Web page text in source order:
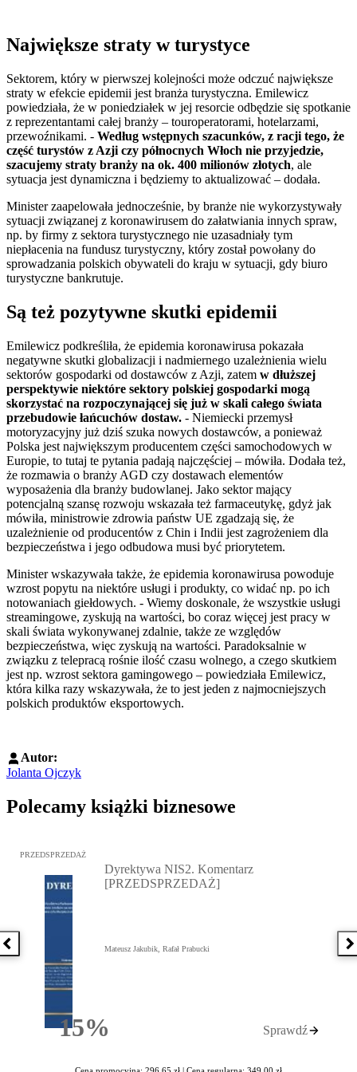
Największe straty w turystyce
Sektorem, który w pierwszej kolejności może odczuć największe
straty w efekcie epidemii jest branża turystyczna. Emilewicz
powiedziała, że w poniedziałek w jej resorcie odbędzie się spotkanie
z reprezentantami całej branży – touroperatorami, hotelarzami,
przewoźnikami. - Według wstępnych szacunków, z racji tego, że
część turystów z Azji czy północnych Włoch nie przyjedzie,
szacujemy straty branży na ok. 400 milionów złotych, ale
sytuacja jest dynamiczna i będziemy to aktualizować – dodała.
Minister zaapelowała jednocześnie, by branże nie wykorzystywały
sytuacji związanej z koronawirusem do załatwiania innych spraw,
np. by firmy z sektora turystycznego nie uzasadniały tym
niepłacenia na fundusz turystyczny, który został powołany do
sprowadzania polskich obywateli do kraju w sytuacji, gdy biuro
turystyczne bankrutuje.
Są też pozytywne skutki epidemii
Emilewicz podkreśliła, że epidemia koronawirusa pokazała
negatywne skutki globalizacji i nadmiernego uzależnienia wielu
sektorów gospodarki od dostawców z Azji, zatem w dłuższej
perspektywie niektóre sektory polskiej gospodarki mogą
skorzystać na rozpoczynającej się już w skali całego świata
przebudowie łańcuchów dostaw. - Niemiecki przemysł
motoryzacyjny już dziś szuka nowych dostawców, a ponieważ
Polska jest największym producentem części samochodowych w
Europie, to tutaj te pytania padają najczęściej – mówiła. Dodała też,
że rozmawia o branży AGD czy dostawach elementów
wyposażenia dla branży budowlanej. Jako sektor mający
potencjalną szansę rozwoju wskazała też farmaceutykę, gdyż jak
mówiła, ministrowie zdrowia państw UE zgadzają się, że
uzależnienie od producentów z Chin i Indii jest zagrożeniem dla
bezpieczeństwa i jego odbudowa musi być priorytetem.
Minister wskazywała także, że epidemia koronawirusa powoduje
wzrost popytu na niektóre usługi i produkty, co widać np. po ich
notowaniach giełdowych. - Wiemy doskonale, że wszystkie usługi
streamingowe, zyskują na wartości, bo coraz więcej jest pracy w
skali świata wykonywanej zdalnie, także ze względów
bezpieczeństwa, więc zyskują na wartości. Paradoksalnie w
związku z telepracą rośnie ilość czasu wolnego, a czego skutkiem
jest np. wzrost sektora gamingowego – powiedziała Emilewicz,
która kilka razy wskazywała, że to jest jeden z najmocniejszych
polskich produktów eksportowych.
Autor:
Jolanta Ojczyk
Polecamy książki biznesowe
Poprzednia książka
Przejdź do: Dyrektywa NIS2. Komentarz [PRZEDSPRZEDAŻ],
PRZEDSPRZEDAŻ
15%Rabatu
Dyrektywa NIS2. Komentarz
[PRZEDSPRZEDAŻ]
Mateusz Jakubik, Rafał Prabucki
Sprawdź